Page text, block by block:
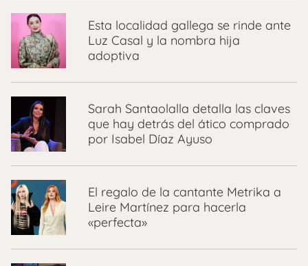
Esta localidad gallega se rinde ante
Luz Casal y la nombra hija
adoptiva
Sarah Santaolalla detalla las claves
que hay detrás del ático comprado
por Isabel Díaz Ayuso
El regalo de la cantante Metrika a
Leire Martínez para hacerla
«perfecta»